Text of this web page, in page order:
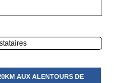
AUX ALENTOURS DE